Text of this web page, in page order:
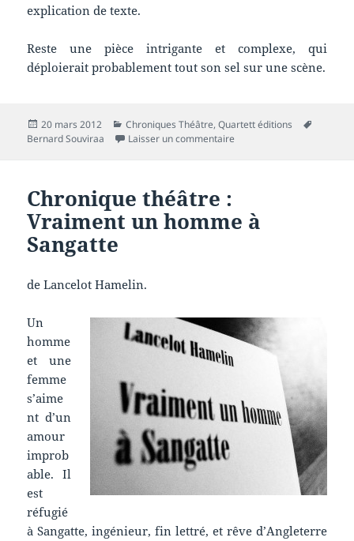
explication de texte.
Reste une pièce intrigante et complexe, qui
déploierait probablement tout son sel sur une scène.
Publié
le
20 mars 2012 Catégories
Chroniques Théâtre,Quartett éditions
Bernard Souviraa Laisser un commentaire
Chronique théâtre :
Vraiment un homme à
Sangatte
de Lancelot Hamelin.
Un
homme
et une
femme
s’aime
nt d’un
amour
improb
able. Il
est
réfugié
à Sangatte, ingénieur, fin lettré, et rêve d’Angleterre